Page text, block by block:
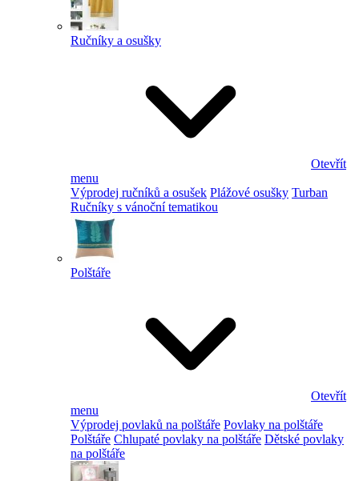
Ručníky a osušky
Otevřít
menu
Výprodej ručníků a osušek Plážové osušky Turban
Ručníky s vánoční tematikou
Polštáře
Otevřít
menu
Výprodej povlaků na polštáře Povlaky na polštáře
Polštáře Chlupaté povlaky na polštáře Dětské povlaky
na polštáře